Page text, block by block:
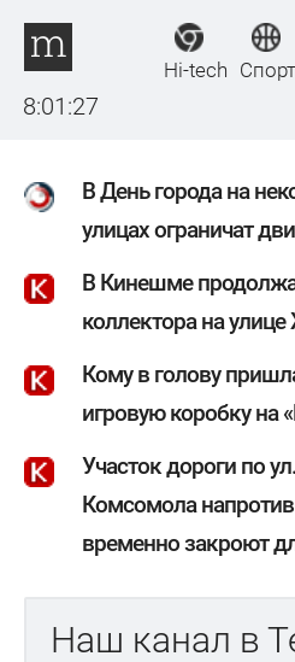
8:01:27
Hi-tech Спорт
В День города на
улицах ограничат
В Кинешме
коллектора на
Кому в голову
игровую коробку на
Участок дороги по
Комсомола
временно закроют
Наш канал в